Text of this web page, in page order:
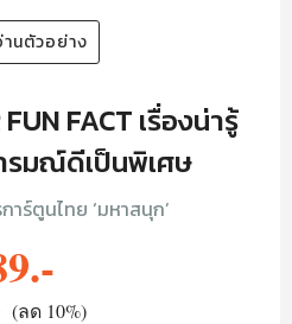
านตัวอย่าง
FACT เรื่องน่ารู้
รมณ์ดีเป็นพิเศษ
าร์ตูนไทย ‘มหาสนุก’
(ลด 10%)